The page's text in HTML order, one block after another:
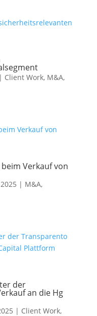
Client Work, M&A,
Verkauf von
| M&A,
der
an die Hg
| Client Work,